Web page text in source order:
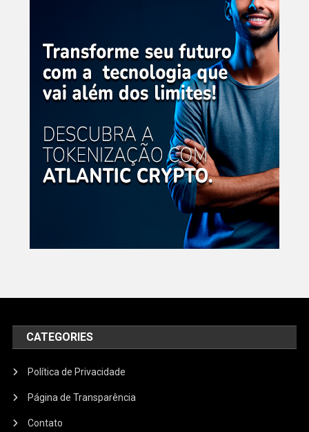
CATEGORIES
Política de Privacidade
Página de Transparência
Contato